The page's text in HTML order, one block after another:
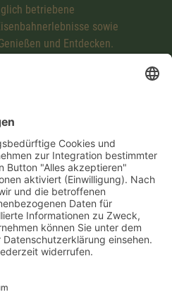
betriebene
sowie
und Entdecken.